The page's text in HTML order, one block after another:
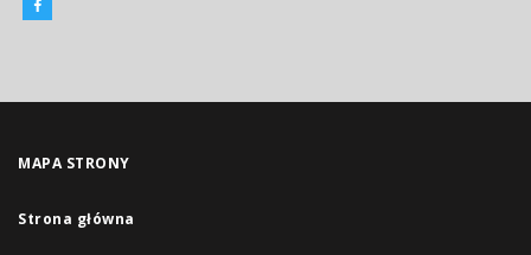
MAPA STRONY
Strona główna